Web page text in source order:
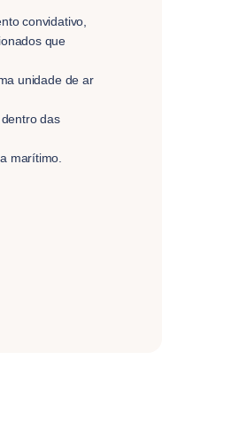
convidativo,
que
unidade de ar
das
marítimo.